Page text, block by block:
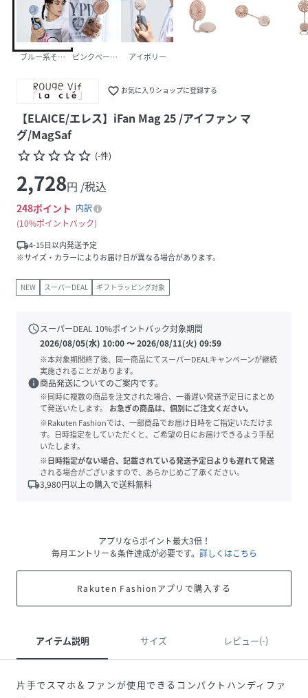
ブルー系その他1ピンクベージュ アイボリー
favorite_border お気に入りショップに登録する
【ELAICE/エレス】iFan Mag 25 /アイファン マ
グ/MagSaf
star_borderstar_borderstar_borderstar_borderstar_border (-件)
2,728円 /税込
248ポイント 内訳
10%ポイントバック
local_shipping4-15日以内発送予定
※サイズ・カラーによりお届け日が異なる場合があります。
NEW スーパーDEAL ギフトラッピング対象
scheduleスーパーDEAL 10%ポイントバック対象期間
2026/08/05(水) 10:00〜2026/08/11(火) 09:59
※本対象期間終了後、同一商品にてスーパーDEALキャンペーンが継続
実施されることがあります。
info商品発送についてのご案内です。
※同時に複数の商品を注文された場合、一番遅い発送予定日にまとめ
て発送いたします。
お急ぎの商品は、個別にご注文ください。
※Rakuten Fashionでは、一部商品でお届け日時をご指定いただけま
す。日時指定をしていただくと、ご希望の日にお届けできるよう手配
いたします。
※日時指定がない場合、記載されている発送予定日よりも遅れて発送
される場合がございますので、あらかじめご了承ください。
local_shipping3,980円以上の購入で送料無料
アプリならポイント最大3倍！
毎月エントリー＆条件達成が必要です。 詳しくはこちら
Rakuten Fashionアプリで購入する
アイテム説明 サイズ レビュー(-)
片手でスマホ＆ファンが使用できるコンパクトハンディファ